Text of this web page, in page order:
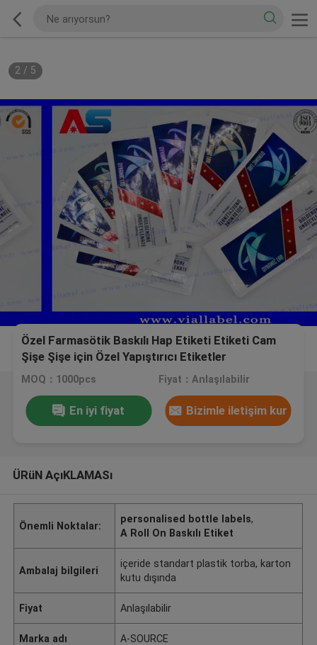
2/ 5
Özel Farmasötik Baskılı Hap Etiketi Etiketi Cam
Şişe Şişe için Özel Yapıştırıcı Etiketler
MOQ：1000pcs Fiyat：Anlaşılabilir
En iyi fiyat Bizimle iletişim kur
ÜRüN AçıKLAMASı
Önemli Noktalar:
personalised bottle labels,
A Roll On Baskılı Etiket
Ambalaj bilgileri
içeride standart plastik torba, karton
kutu dışında
Fiyat Anlaşılabilir
Marka adı A-SOURCE